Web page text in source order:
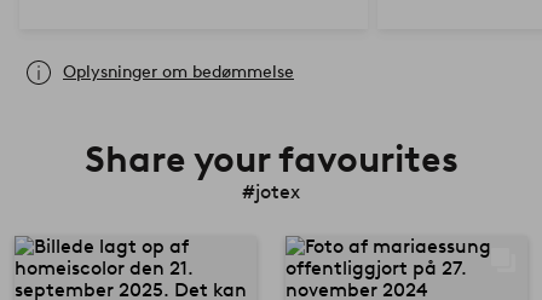
Oplysninger om bedømmelse
Share your favourites
#jotex